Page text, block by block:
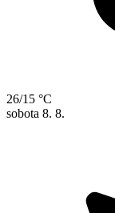
26/15 °C
sobota 8. 8.